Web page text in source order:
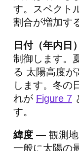
す。スペクト
割合が増加す
日付（年内日）
制御します。
る 太陽高度が
します。冬の
れが Figure 7
す。
緯度 — 観測地
一般に太陽の